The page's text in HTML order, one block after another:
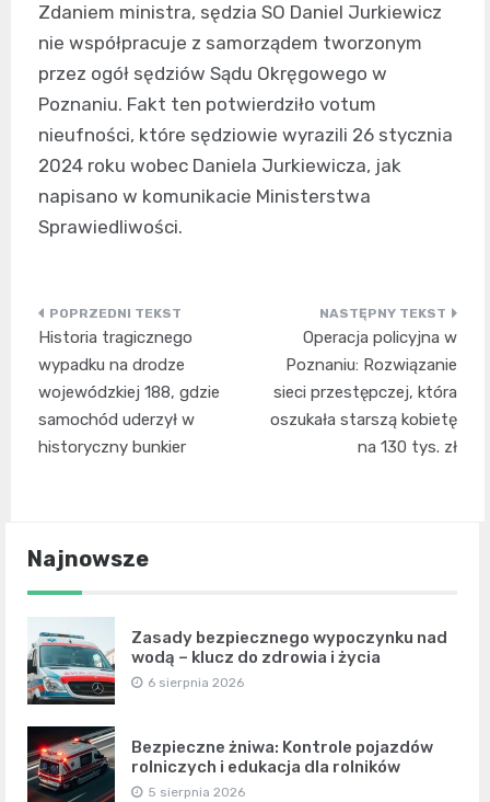
Zdaniem ministra, sędzia SO Daniel Jurkiewicz
nie współpracuje z samorządem tworzonym
przez ogół sędziów Sądu Okręgowego w
Poznaniu. Fakt ten potwierdziło votum
nieufności, które sędziowie wyrazili 26 stycznia
2024 roku wobec Daniela Jurkiewicza, jak
napisano w komunikacie Ministerstwa
Sprawiedliwości.
Nawigacja
wpisu
Historia tragicznego
wypadku na drodze
wojewódzkiej 188, gdzie
samochód uderzył w
historyczny bunkier
Operacja policyjna w
Poznaniu: Rozwiązanie
sieci przestępczej, która
oszukała starszą kobietę
na 130 tys. zł
Najnowsze
Zasady bezpiecznego wypoczynku nad
wodą – klucz do zdrowia i życia
6 sierpnia 2026
Bezpieczne żniwa: Kontrole pojazdów
rolniczych i edukacja dla rolników
5 sierpnia 2026